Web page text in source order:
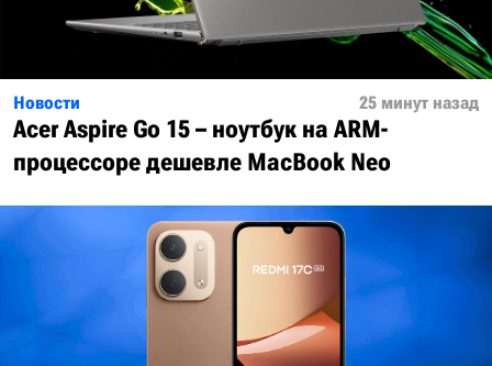
Новости 25 минут назад
Acer Aspire Go 15 – ноутбук на ARM-
процессоре дешевле MacBook Neo